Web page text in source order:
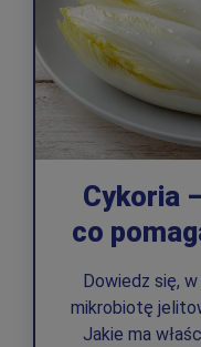
Cykoria
co
Dowiedz się,
mikrobiotę
Jakie ma